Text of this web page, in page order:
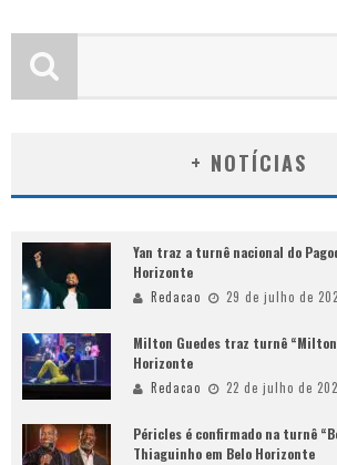
+ NOTÍCIAS
Yan traz a turnê nacional do
Horizonte
Redacao 29 de julho de
Milton Guedes traz turnê “Milton
Horizonte
Redacao 22 de julho de
Péricles é confirmado na turnê
Thiaguinho em Belo Horizonte